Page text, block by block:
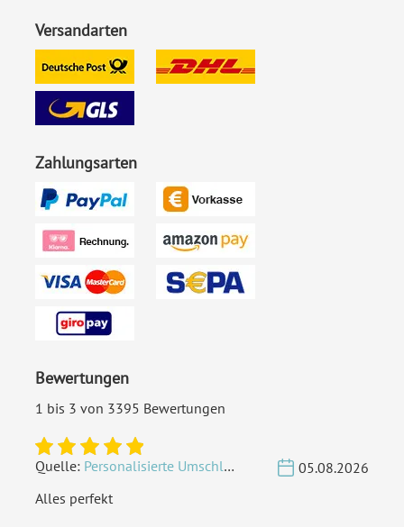
Versandarten
Zahlungsarten
Bewertungen
1 bis 3 von 3395 Bewertungen
Quelle: Personalisierte Umschläge - Vintage - Quadrat 155 x 155 mm
05.08.2026
Alles perfekt